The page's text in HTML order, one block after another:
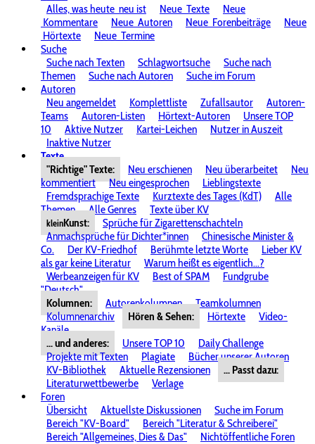
Alles, was heute neu ist Neue Texte
Neue
Kommentare
Neue Autoren Neue Forenbeiträge
Neue
Hörtexte
Neue Termine
Suche
Suche nach Texten
Schlagwortsuche
Suche nach
Themen
Suche nach Autoren
Suche im Forum
Autoren
Neu angemeldet
Komplettliste Zufallsautor
Autoren-
Teams
Autoren-Listen Hörtext-Autoren
Unsere TOP
10
Aktive Nutzer Kartei-Leichen
Nutzer in Auszeit
Inaktive Nutzer
Texte
"Richtige" Texte:
Neu erschienen Neu überarbeitet
Neu
kommentiert
Neu eingesprochen
Lieblingstexte
Fremdsprachige Texte
Kurztexte des Tages (KdT)
Alle
Themen
Alle Genres Texte über KV
kleinKunst:
Sprüche für Zigarettenschachteln
Anmachsprüche für Dichter*innen
Chinesische Minister &
Co.
Der KV-Friedhof Berühmte letzte Worte
Lieber KV
als gar keine Literatur
Warum heißt es eigentlich...?
Werbeanzeigen für KV
Best of SPAM
Fundgrube
"Deutsch"
Kolumnen:
Autorenkolumnen
Teamkolumnen
Kolumnenarchiv
Hören & Sehen: Hörtexte
Video-
Kanäle
... und anderes:
Unsere TOP 10
Daily Challenge
Projekte mit Texten
Plagiate
Bücher unserer Autoren
KV-Bibliothek
Aktuelle Rezensionen
... Passt dazu:
Literaturwettbewerbe
Verlage
Foren
Übersicht
Aktuellste Diskussionen
Suche im Forum
Bereich "KV-Board"
Bereich "Literatur & Schreiberei"
Bereich "Allgemeines, Dies & Das"
Nichtöffentliche Foren